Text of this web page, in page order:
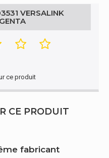
000 pages)
VERSALINK
ce produit
CE PRODUIT
fabricant